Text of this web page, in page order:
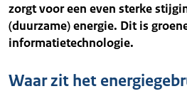
zorgt voor een even sterke
(duurzame) energie. Dit is
informatietechnologie.
Waar zit het